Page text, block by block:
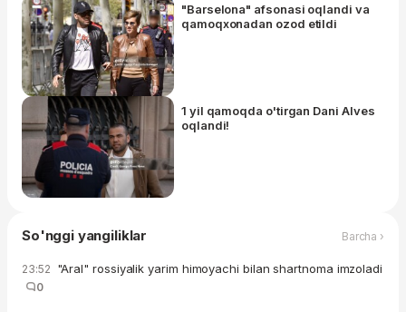
"Barselona" afsonasi oqlandi va
qamoqxonadan ozod etildi
1 yil qamoqda o'tirgan Dani Alves
oqlandi!
So'nggi yangiliklar Barcha ›
23:52 "Aral" rossiyalik yarim himoyachi bilan shartnoma imzoladi
0